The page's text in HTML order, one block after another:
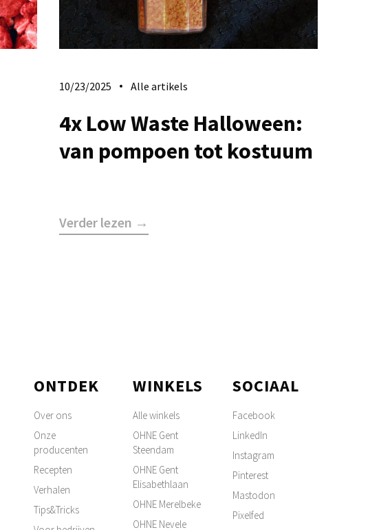
10/23/2025 Alle artikels
4x Low Waste Halloween:
van pompoen tot kostuum
Verder lezen →
ONTDEK
Over ons
Onze
producenten
Recepten
Verhalen
Tips&Tricks
WINKELS
Alle winkels
OHNE Gent
Steendam
OHNE Gent
Elisabethlaan
OHNE Merelbeke
OHNE Nevele
SOCIAAL
Facebook
LinkedIn
Instagram
Pinterest
Mastodon
Pixelfed